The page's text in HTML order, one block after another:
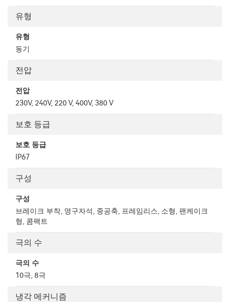
유형
유형
동기
전압
전압
230V, 240V, 220 V, 400V, 380 V
보호 등급
보호 등급
IP67
구성
구성
브레이크 부착, 영구자석, 중공축, 프레임리스, 소형, 팬케이크
형, 콤팩트
극의 수
극의 수
10극, 8극
냉각 메커니즘